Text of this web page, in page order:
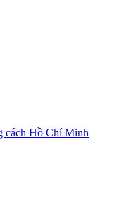
cách Hồ Chí Minh